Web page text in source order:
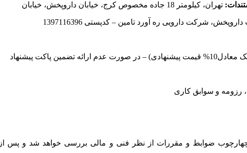
تهران، کیلومتر 18 جاده مخصوص کرج، خیابان داروپخش، خیابان
پاکت الف – تضمین شرکت در مناقصه (چک معادل10% قیمت پیشنهادی) – در صورت عدم ارائه تضمین پاکت پیشنهاد
و سوابق کاری
ضوابط و مقررات از نظر فنی و مالی بررسی خواهد شد و پس از